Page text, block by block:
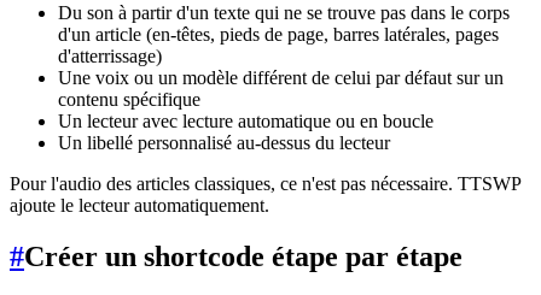
Du son à partir d'un texte qui ne se trouve pas dans le corps
d'un article (en-têtes, pieds de page, barres latérales, pages
d'atterrissage)
Une voix ou un modèle différent de celui par défaut sur un
contenu spécifique
Un lecteur avec lecture automatique ou en boucle
Un libellé personnalisé au-dessus du lecteur
Pour l'audio des articles classiques, ce n'est pas nécessaire. TTSWP
ajoute le lecteur automatiquement.
#Créer un shortcode étape par étape